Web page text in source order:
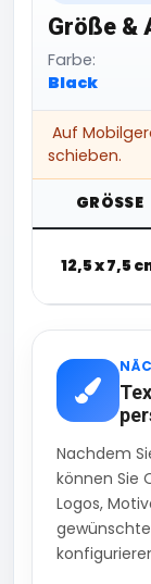
Größe &
Farbe:
Black
Auf
schieben.
GRÖSSE
12,5 x 7,5
Nachdem
können Sie
Logos,